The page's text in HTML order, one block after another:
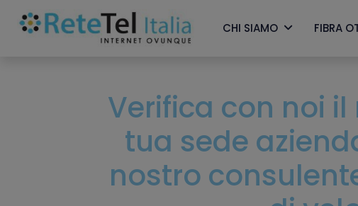
CHI SIAMO FIBRA
Verifica con noi
tua sede
nostro